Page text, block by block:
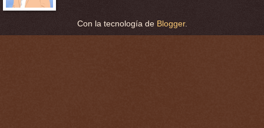
Con la tecnología de Blogger.